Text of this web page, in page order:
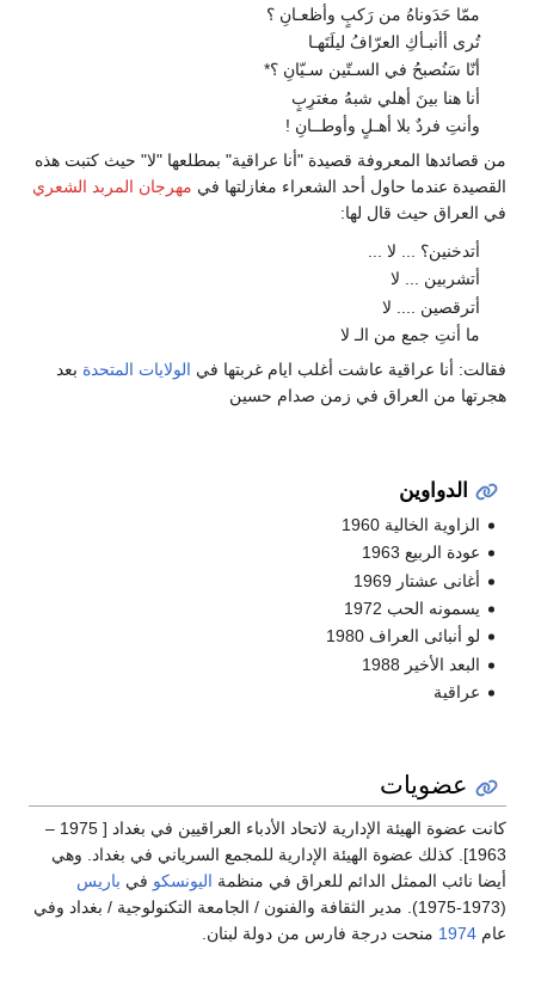
ممّا حَدَوناهُ من رَكبٍ وأظعـانِ ؟
تُرى أأنبـأكِ العرّافُ ليلَتَهـا
أنّا سَنُصبحُ في السـتّين سـيّانِ ؟*
أنا هنا بينَ أهلي شبهُ مغترِبٍ
وأنتِ فردٌ بلا أهـلٍ وأوطــانِ !
من قصائدها المعروفة قصيدة "أنا عراقية" بمطلعها "لا" حيث كتبت هذه
القصيدة عندما حاول أحد الشعراء مغازلتها في مهرجان المربد الشعري
في العراق حيث قال لها:
أتدخنين؟ ... لا ...
أتشربين ... لا
أترقصين .... لا
ما أنتِ جمع من الـ لا
فقالت: أنا عراقية عاشت أغلب ايام غربتها في الولايات المتحدة بعد
هجرتها من العراق في زمن صدام حسين
الدواوين
الزاوية الخالية 1960
عودة الربيع 1963
أغانى عشتار 1969
يسمونه الحب 1972
لو أنبائى العراف 1980
البعد الأخير 1988
عراقية
عضويات
كانت عضوة الهيئة الإدارية لاتحاد الأدباء العراقيين في بغداد [ 1975 –
1963]. كذلك عضوة الهيئة الإدارية للمجمع السرياني في بغداد. وهي
أيضا نائب الممثل الدائم للعراق في منظمة اليونسكو في باريس
(1973-1975). مدير الثقافة والفنون / الجامعة التكنولوجية / بغداد وفي
عام 1974 منحت درجة فارس من دولة لبنان.